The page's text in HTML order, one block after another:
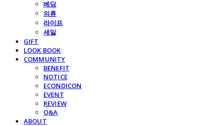
베딩
의류
라이프
세일
GIFT
LOOK BOOK
COMMUNITY
BENEFIT
NOTICE
ECONDICON
EVENT
REVIEW
Q&A
ABOUT